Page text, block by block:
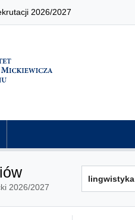
2026/2027
2026/2027